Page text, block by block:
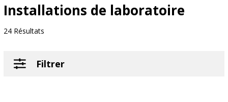
Installations de laboratoire
24 Résultats
Filtrer